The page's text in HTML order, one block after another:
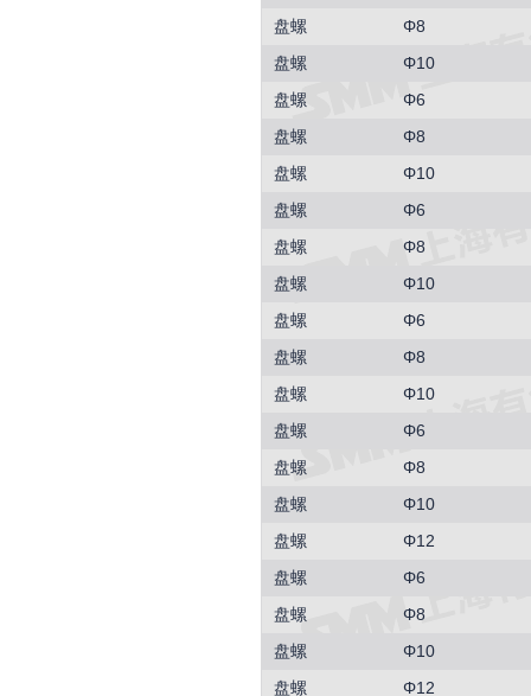
盘螺
Φ8
盘螺
Φ10
盘螺
Φ6
盘螺
Φ8
盘螺
Φ10
盘螺
Φ6
盘螺
Φ8
盘螺
Φ10
盘螺
Φ6
盘螺
Φ8
盘螺
Φ10
盘螺
Φ6
盘螺
Φ8
盘螺
Φ10
盘螺
Φ12
盘螺
Φ6
盘螺
Φ8
盘螺
Φ10
盘螺
Φ12